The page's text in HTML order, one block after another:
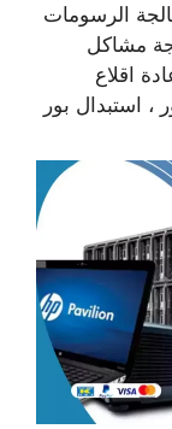
الرسومات
مشاكل
اقلاع
استبدال بور